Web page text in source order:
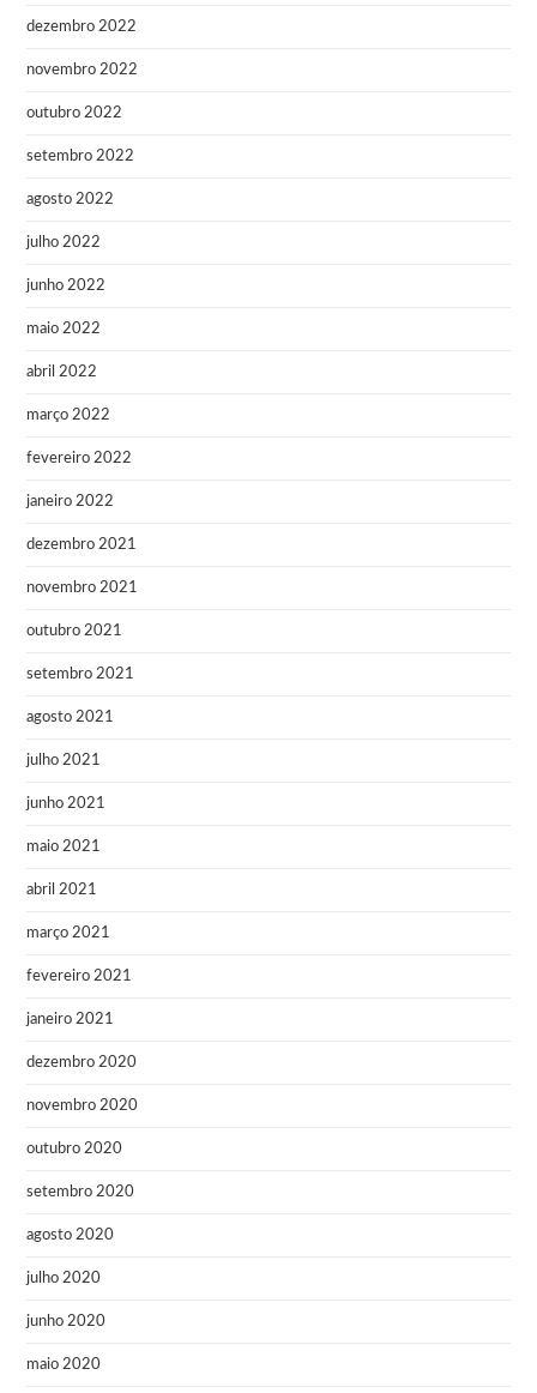
dezembro 2022
novembro 2022
outubro 2022
setembro 2022
agosto 2022
julho 2022
junho 2022
maio 2022
abril 2022
março 2022
fevereiro 2022
janeiro 2022
dezembro 2021
novembro 2021
outubro 2021
setembro 2021
agosto 2021
julho 2021
junho 2021
maio 2021
abril 2021
março 2021
fevereiro 2021
janeiro 2021
dezembro 2020
novembro 2020
outubro 2020
setembro 2020
agosto 2020
julho 2020
junho 2020
maio 2020